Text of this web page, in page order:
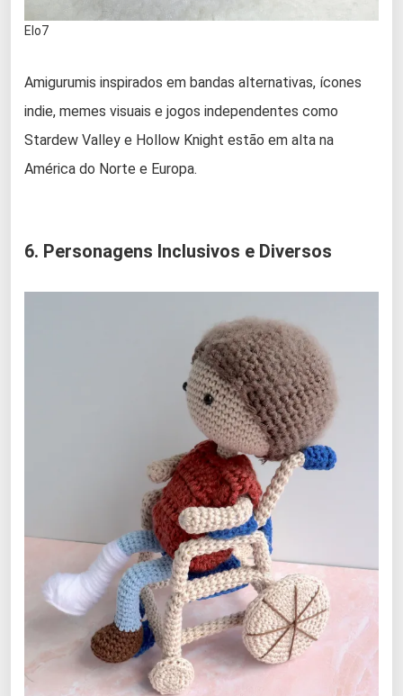
Elo7
Amigurumis inspirados em bandas alternativas, ícones
indie, memes visuais e jogos independentes como
Stardew Valley e Hollow Knight estão em alta na
América do Norte e Europa.
6. Personagens Inclusivos e Diversos